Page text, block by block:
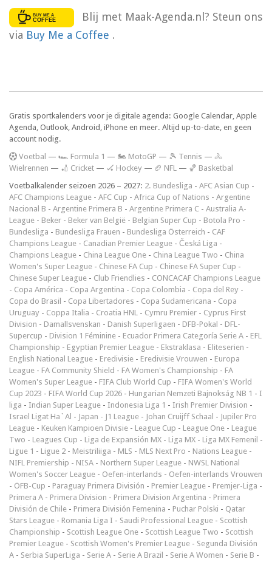
Blij met Maak-Agenda.nl? Steun ons
via Buy Me a Coffee .
Gratis sportkalenders voor je digitale agenda: Google Calendar, Apple
Agenda, Outlook, Android, iPhone en meer. Altijd up-to-date, en geen
account nodig.
Voetbal — 🏎️ Formula 1 — 🏍 MotoGP — 🎾 Tennis — 🚴
Wielrennen — 🏏 Cricket — 🏑 Hockey — 🏈 NFL — 🏀 Basketbal
Voetbalkalender seizoen 2026 – 2027: 2. Bundesliga - AFC Asian Cup -
AFC Champions League - AFC Cup - Africa Cup of Nations - Argentine
Nacional B - Argentine Primera B - Argentine Primera C - Australia A-
League - Beker - Beker van België - Belgian Super Cup - Botola Pro -
Bundesliga - Bundesliga Frauen - Bundesliga Österreich - CAF
Champions League - Canadian Premier League - Česká Liga -
Champions League - China League One - China League Two - China
Women's Super League - Chinese FA Cup - Chinese FA Super Cup -
Chinese Super League - Club Friendlies - CONCACAF Champions League
- Copa América - Copa Argentina - Copa Colombia - Copa del Rey -
Copa do Brasil - Copa Libertadores - Copa Sudamericana - Copa
Uruguay - Coppa Italia - Croatia HNL - Cymru Premier - Cyprus First
Division - Damallsvenskan - Danish Superligaen - DFB-Pokal - DFL-
Supercup - Division 1 Féminine - Ecuador Primera Categoría Serie A - EFL
Championship - Egyptian Premier League - Ekstraklasa - Eliteserien -
English National League - Eredivisie - Eredivisie Vrouwen - Europa
League - FA Community Shield - FA Women's Championship - FA
Women's Super League - FIFA Club World Cup - FIFA Women's World
Cup 2023 - FIFA World Cup 2026 - Hungarian Nemzeti Bajnokság NB 1 - I
liga - Indian Super League - Indonesia Liga 1 - Irish Premier Division -
Israel Ligat Ha`Al - Japan - J1 League - Johan Cruijff Schaal - Jupiler Pro
League - Keuken Kampioen Divisie - League Cup - League One - League
Two - Leagues Cup - Liga de Expansión MX - Liga MX - Liga MX Femenil -
Ligue 1 - Ligue 2 - Meistriliiga - MLS - MLS Next Pro - Nations League -
NIFL Premiership - NISA - Northern Super League - NWSL National
Women's Soccer League - Oefen-interlands - Oefen-interlands Vrouwen
- ÖFB-Cup - Paraguay Primera División - Premier League - Premjer-Liga -
Primera A - Primera Division - Primera Division Argentina - Primera
División de Chile - Primera División Femenina - Puchar Polski - Qatar
Stars League - Romania Liga I - Saudi Professional League - Scottish
Championship - Scottish League One - Scottish League Two - Scottish
Premier League - Scottish Women's Premier League - Segunda División
A - Serbia SuperLiga - Serie A - Serie A Brazil - Serie A Women - Serie B -